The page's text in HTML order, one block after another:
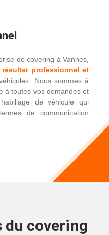
de covering à Vannes,
résultat professionnel et
Nous sommes à
à toutes vos demandes et
de véhicule qui
de communication
du covering